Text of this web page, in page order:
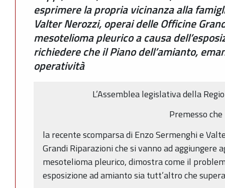
esprimere la propria vicinanza alla
Valter Nerozzi, operai delle Officine
mesotelioma pleurico a causa
richiedere che il Piano dell’amianto,
operatività
L’Assemblea legislativa della
Premesso che
la recente scomparsa di Enzo Sermenghi e
Grandi Riparazioni che si vanno ad
mesotelioma pleurico, dimostra come il
esposizione ad amianto sia tutt’altro che